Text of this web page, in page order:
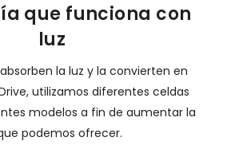
que funciona con
luz
la luz y la convierten en
utilizamos diferentes celdas
modelos a fin de aumentar la
podemos ofrecer.